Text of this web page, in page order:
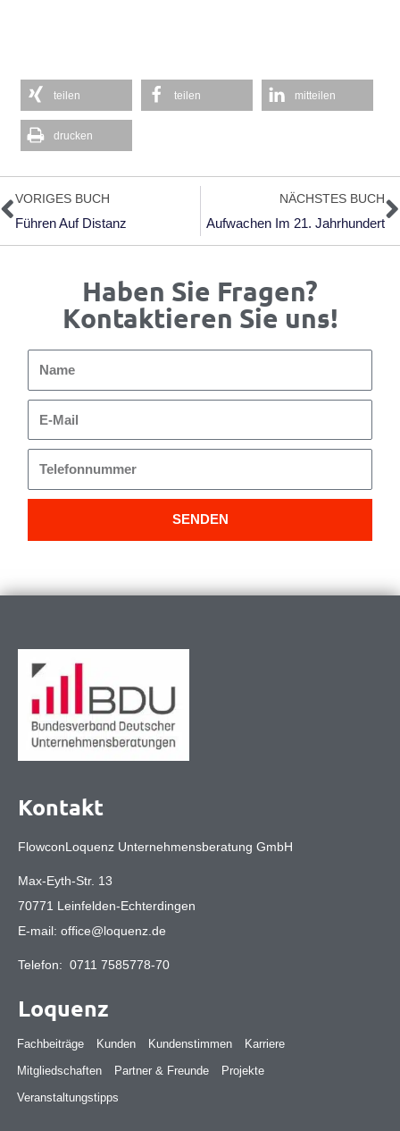
teilen teilen mitteilen
drucken
Zurück
VORIGES BUCH
Führen Auf Distanz
NÄCHSTES BUCH
Aufwachen Im 21. Jahrhundert
Haben Sie Fragen?
Kontaktieren Sie uns!
Mail
SENDEN
Kontakt
FlowconLoquenz Unternehmensberatung GmbH
Max-Eyth-Str. 13
70771 Leinfelden-Echterdingen
E-mail: office@loquenz.de
Telefon: 0711 7585778-70
Loquenz
Fachbeiträge Kunden Kundenstimmen
Karriere
Mitgliedschaften
Partner & Freunde
Projekte
Veranstaltungstipps